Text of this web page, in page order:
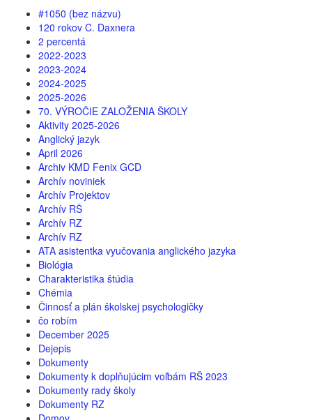
#1050 (bez názvu)
120 rokov C. Daxnera
2 percentá
2022-2023
2023-2024
2024-2025
2025-2026
70. VÝROČIE ZALOŽENIA ŠKOLY
Aktivity 2025-2026
Anglický jazyk
April 2026
Archiv KMD Fenix GCD
Archív noviniek
Archív Projektov
Archív RŠ
Archív RZ
Archív RZ
ATA asistentka vyučovania anglického jazyka
Biológia
Charakteristika štúdia
Chémia
Činnosť a plán školskej psychologičky
čo robím
December 2025
Dejepis
Dokumenty
Dokumenty k doplňujúcim voľbám RŠ 2023
Dokumenty rady školy
Dokumenty RZ